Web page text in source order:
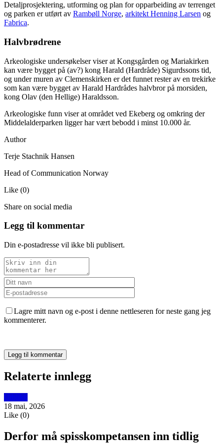
Detaljprosjektering, utforming og plan for opparbeiding av terrenget
og parken er utført av Rambøll Norge, arkitekt Henning Larsen og
Fabrica.
Halvbrødrene
Arkeologiske undersøkelser viser at Kongsgården og Mariakirken
kan være bygget på (av?) kong Harald (Hardråde) Sigurdssons tid,
og under muren av Clemenskirken er det funnet rester av en trekirke
som kan være bygget av Harald Hardrådes halvbror på morsiden,
kong Olav (den Hellige) Haraldsson.
Arkeologiske funn viser at området ved Ekeberg og omkring der
Middelalderparken ligger har vært bebodd i minst 10.000 år.
Author
Terje Stachnik Hansen
Head of Communication Norway
Like (0)
Share on social media
Legg til kommentar
Din e-postadresse vil ikke bli publisert.
Lagre mitt navn og e-post i denne nettleseren for neste gang jeg
kommenterer.
Relaterte innlegg
Utblikk
18 mai, 2026
Like (0)
Derfor må spisskompetansen inn tidlig